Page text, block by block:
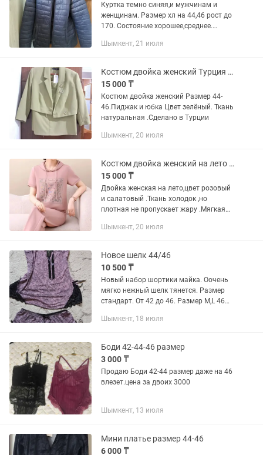
Куртка темно синяя,и мужчинам и
женщинам. Размер хл на 44,46 рост до
170. Состояние хорошее,среднее.
Замок целый,без капюшона. Плотная и
Шымкент, 21 июля
Костюм двойка женский Турция р 44-46
15 000 ₸
Костюм двойка женский Размер 44-
46.Пиджак и юбка Цвет зелёный. Ткань
натуральная .Сделано в Турции
Шымкент, 20 июля
Костюм двойка женский на лето верх с капюшоном и брюки .Размер 44-46
15 000 ₸
Двойка женская на лето,цвет розовый
и салатовый .Ткань холодок ,но
плотная не пропускает жару .Мягкая
.Размер 44-46 Брюки с ремешком
Шымкент, 20 июля
Новое шелк 44/46
10 500 ₸
Новый набор шортики майка. Оочень
мягко нежный шелк тянется. Размер
стандарт. От 42 до 46. Размер M,L 46
вискозой. Шымкент 10.500
Шымкент, 18 июля
Боди 42-44-46 размер
3 000 ₸
Продаю Боди 42-44 размер даже на 46
влезет.цена за двоих 3000
Шымкент, 13 июля
Мини платье размер 44-46
6 000 ₸